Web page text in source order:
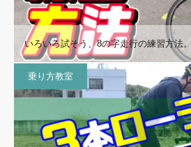
いろいろ試そう、8の字走行の練習方法。
乗り方教室